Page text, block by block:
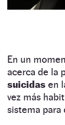
En un
acerca de la
suicidas en
vez más
sistema para